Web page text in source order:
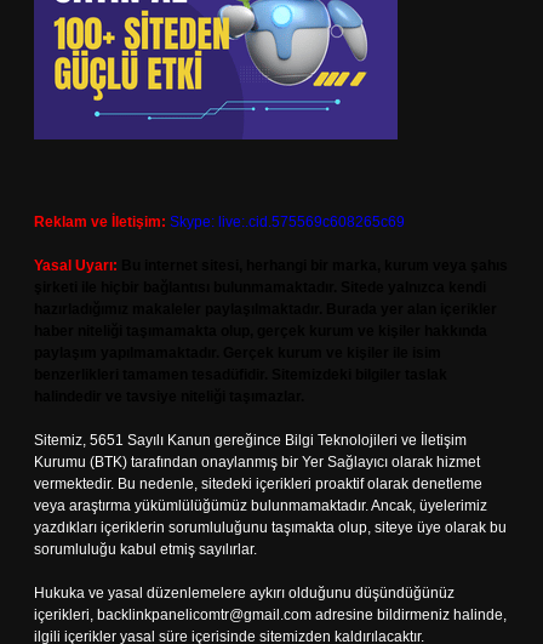
Reklam ve İletişim: Skype: live:.cid.575569c608265c69
Yasal Uyarı:
Sitemiz, 5651 Sayılı Kanun gereğince Bilgi Teknolojileri ve İletişim
Kurumu (BTK) tarafından onaylanmış bir Yer Sağlayıcı olarak hizmet
vermektedir. Bu nedenle, sitedeki içerikleri proaktif olarak denetleme
veya araştırma yükümlülüğümüz bulunmamaktadır. Ancak, üyelerimiz
yazdıkları içeriklerin sorumluluğunu taşımakta olup, siteye üye olarak bu
sorumluluğu kabul etmiş sayılırlar.
Hukuka ve yasal düzenlemelere aykırı olduğunu düşündüğünüz
içerikleri, backlinkpanelicomtr@gmail.com adresine bildirmeniz halinde,
ilgili içerikler yasal süre içerisinde sitemizden kaldırılacaktır.